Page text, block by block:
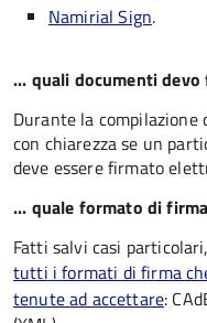
Namirial Sign.
... quali documenti devo
Durante la
con chiarezza se un
deve essere firmato
... quale formato di
Fatti salvi casi
tutti i formati di firma
tenute ad accettare: